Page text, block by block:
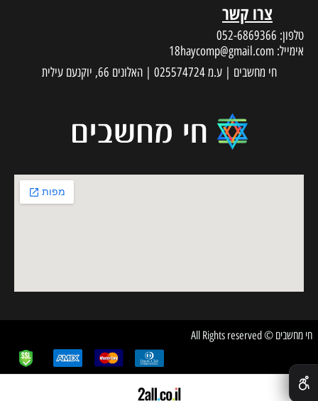
צרו קשר
טלפון: 052-6869366
אימייל: 18haycomp@gmail.com
חי מחשבים | ע.מ 025574724 | האלונים 66, יוקנעם עילית
חי מחשבים © All Rights reserved